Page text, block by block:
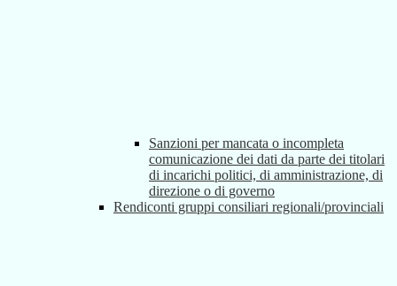
Sanzioni per mancata o incompleta
comunicazione dei dati da parte dei titolari
di incarichi politici, di amministrazione, di
direzione o di governo
Rendiconti gruppi consiliari regionali/provinciali